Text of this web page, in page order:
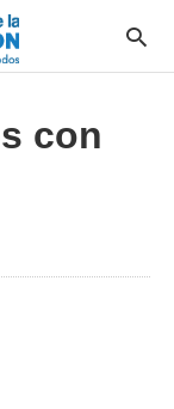
con